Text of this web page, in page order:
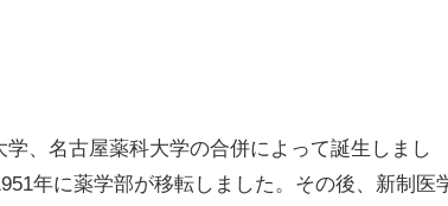
、名古屋薬科大学の合併によって誕生しまし
年に薬学部が移転しました。その後、新制医